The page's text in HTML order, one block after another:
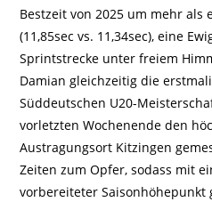
Bestzeit von 2025 um mehr als
(11,85sec vs. 11,34sec), eine
Sprintstrecke unter freiem
Damian gleichzeitig die
Süddeutschen U20-
vorletzten Wochenende den
Austragungsort Kitzingen
Zeiten zum Opfer, sodass mit
vorbereiteter Saisonhöhepunkt